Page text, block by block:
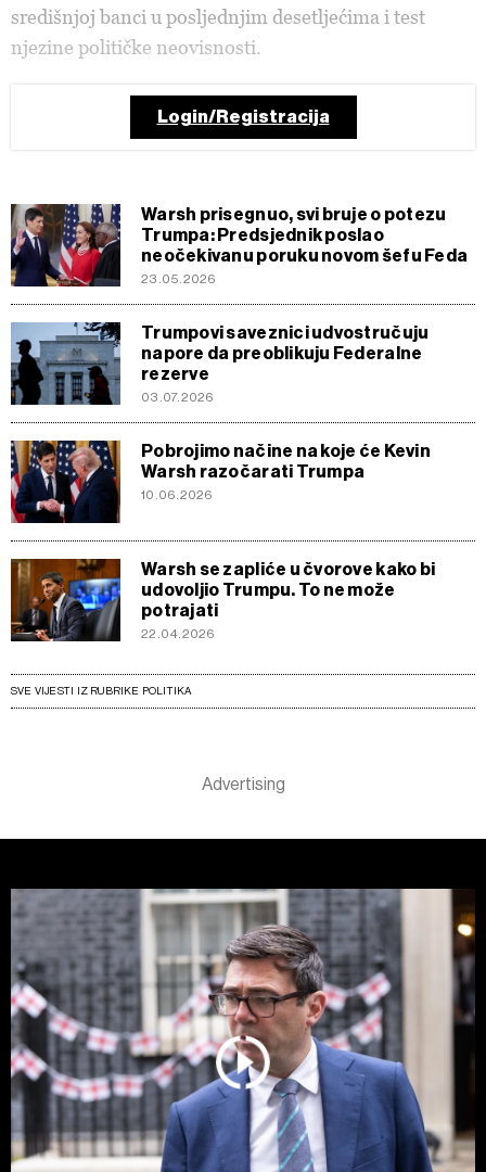
središnjoj banci u posljednjim desetljećima i test
njezine političke neovisnosti.
Login/Registracija
Warsh prisegnuo, svi bruje o potezu
Trumpa: Predsjednik poslao
neočekivanu poruku novom šefu Feda
23.05.2026
Trumpovi saveznici udvostručuju
napore da preoblikuju Federalne
rezerve
03.07.2026
Pobrojimo načine na koje će Kevin
Warsh razočarati Trumpa
10.06.2026
Warsh se zapliće u čvorove kako bi
udovoljio Trumpu. To ne može
potrajati
22.04.2026
SVE VIJESTI IZ RUBRIKE POLITIKA